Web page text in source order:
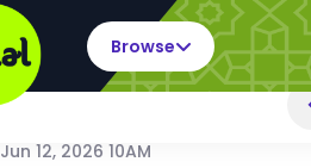
Browse
Jun 12, 2026 10AM